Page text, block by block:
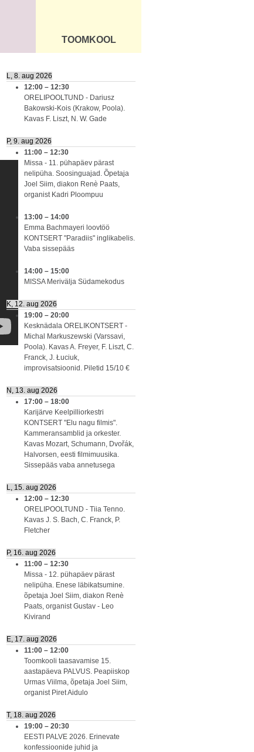
ÜLDINFO
TOOMKOOL
L, 8. aug 2026
12:00 – 12:30
ORELIPOOLTUND - Dariusz
Bakowski-Kois (Krakow, Poola).
Kavas F. Liszt, N. W. Gade
P, 9. aug 2026
11:00 – 12:30
Missa - 11. pühapäev pärast
nelipüha. Soosinguajad. Õpetaja
Joel Siim, diakon Renè Paats,
organist Kadri Ploompuu
13:00 – 14:00
Emma Bachmayeri loovtöö
KONTSERT "Paradiis" inglikabelis.
Vaba sissepääs
14:00 – 15:00
MISSA Merivälja Südamekodus
K, 12. aug 2026
19:00 – 20:00
Kesknädala ORELIKONTSERT -
Michal Markuszewski (Varssavi,
Poola). Kavas A. Freyer, F. Liszt, C.
Franck, J. Łuciuk,
improvisatsioonid. Piletid 15/10 €
N, 13. aug 2026
17:00 – 18:00
Karijärve Keelpilliorkestri
KONTSERT "Elu nagu filmis".
Kammeransamblid ja orkester.
Kavas Mozart, Schumann, Dvořák,
Halvorsen, eesti filmimuusika.
Sissepääs vaba annetusega
L, 15. aug 2026
12:00 – 12:30
ORELIPOOLTUND - Tiia Tenno.
Kavas J. S. Bach, C. Franck, P.
Fletcher
P, 16. aug 2026
11:00 – 12:30
Missa - 12. pühapäev pärast
nelipüha. Enese läbikatsumine.
õpetaja Joel Siim, diakon Renè
Paats, organist Gustav - Leo
Kivirand
E, 17. aug 2026
11:00 – 12:00
Toomkooli taasavamise 15.
aastapäeva PALVUS. Peapiiskop
Urmas Viilma, õpetaja Joel Siim,
organist Piret Aidulo
T, 18. aug 2026
19:00 – 20:30
EESTI PALVE 2026. Erinevate
konfessioonide juhid ja